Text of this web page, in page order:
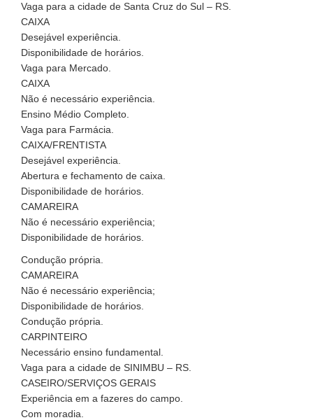
Vaga para a cidade de Santa Cruz do Sul – RS.
CAIXA
Desejável experiência.
Disponibilidade de horários.
Vaga para Mercado.
CAIXA
Não é necessário experiência.
Ensino Médio Completo.
Vaga para Farmácia.
CAIXA/FRENTISTA
Desejável experiência.
Abertura e fechamento de caixa.
Disponibilidade de horários.
CAMAREIRA
Não é necessário experiência;
Disponibilidade de horários.
Condução própria.
CAMAREIRA
Não é necessário experiência;
Disponibilidade de horários.
Condução própria.
CARPINTEIRO
Necessário ensino fundamental.
Vaga para a cidade de SINIMBU – RS.
CASEIRO/SERVIÇOS GERAIS
Experiência em a fazeres do campo.
Com moradia.